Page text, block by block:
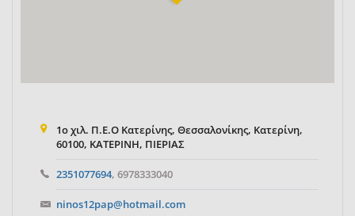
1ο χιλ. Π.Ε.Ο Κατερίνης, Θεσσαλονίκης, Κατερίνη,
60100, ΚΑΤΕΡΙΝΗ, ΠΙΕΡΙΑΣ
2351077694, 6978333040
ninos12pap@hotmail.com